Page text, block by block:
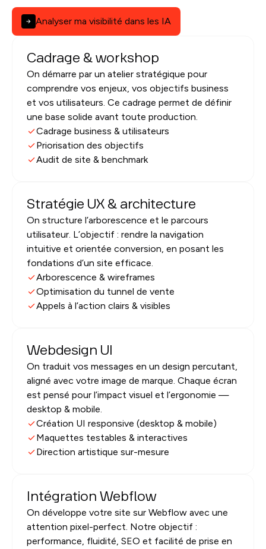
Analyser ma visibilité dans les IA
Cadrage & workshop
On démarre par un atelier stratégique pour
comprendre vos enjeux, vos objectifs business
et vos utilisateurs. Ce cadrage permet de définir
une base solide avant toute production.
Cadrage business & utilisateurs
Priorisation des objectifs
Audit de site & benchmark
Stratégie UX & architecture
On structure l’arborescence et le parcours
utilisateur. L’objectif : rendre la navigation
intuitive et orientée conversion, en posant les
fondations d’un site efficace.
Arborescence & wireframes
Optimisation du tunnel de vente
Appels à l’action clairs & visibles
Webdesign UI
On traduit vos messages en un design percutant,
aligné avec votre image de marque. Chaque écran
est pensé pour l’impact visuel et l’ergonomie —
desktop & mobile.
Création UI responsive (desktop & mobile)
Maquettes testables & interactives
Direction artistique sur-mesure
Intégration Webflow
On développe votre site sur Webflow avec une
attention pixel-perfect. Notre objectif :
performance, fluidité, SEO et facilité de prise en